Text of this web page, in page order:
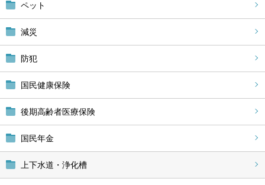
ペット
減災
防犯
国民健康保険
後期高齢者医療保険
国民年金
上下水道・浄化槽